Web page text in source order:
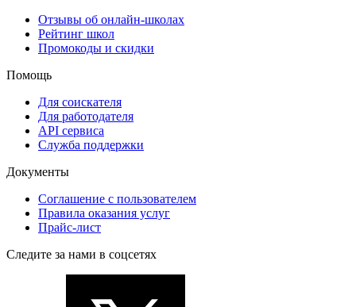
Отзывы об онлайн-школах
Рейтинг школ
Промокоды и скидки
Помощь
Для соискателя
Для работодателя
API сервиса
Служба поддержки
Документы
Соглашение с пользователем
Правила оказания услуг
Прайс-лист
Следите за нами в соцсетях